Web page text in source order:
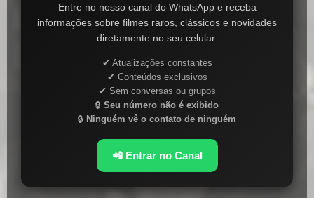
Entre no nosso canal do WhatsApp e receba
informações sobre filmes raros, clássicos e novidades
diretamente no seu celular.
✔ Atualizações constantes
✔ Conteúdos exclusivos
✔ Sem conversas ou grupos
🔒 Seu número não é exibido
🔒 Ninguém vê o contato de ninguém
📲 Entrar no Canal